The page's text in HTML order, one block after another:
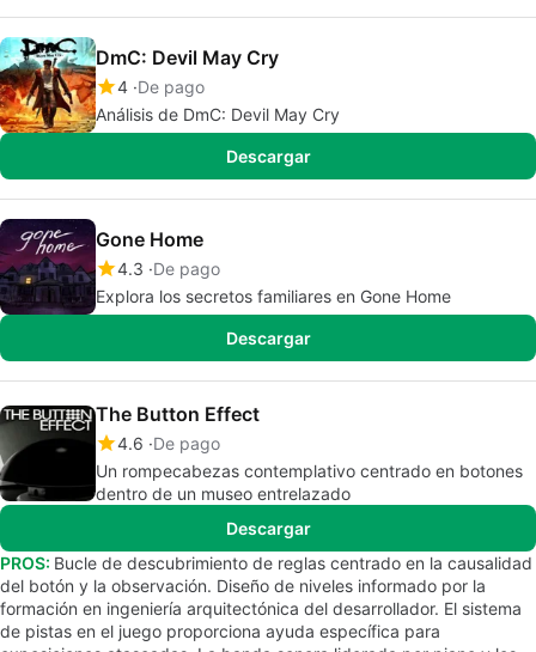
DmC: Devil May Cry
4 De pago
Análisis de DmC: Devil May Cry
Descargar
Gone Home
4.3 De pago
Explora los secretos familiares en Gone Home
Descargar
The Button Effect
4.6 De pago
Un rompecabezas contemplativo centrado en botones
dentro de un museo entrelazado
Descargar
PROS: Bucle de descubrimiento de reglas centrado en la causalidad
del botón y la observación. Diseño de niveles informado por la
formación en ingeniería arquitectónica del desarrollador. El sistema
de pistas en el juego proporciona ayuda específica para